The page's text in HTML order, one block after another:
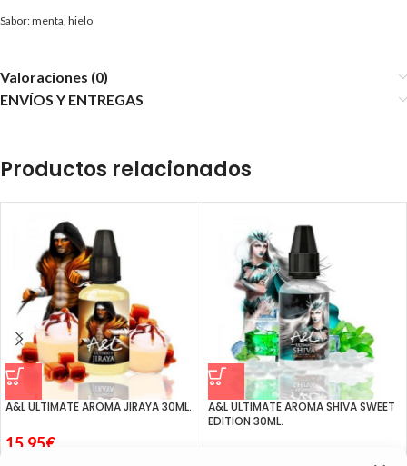
Sabor: menta, hielo
Valoraciones (0)
ENVÍOS Y ENTREGAS
Productos relacionados
A&L ULTIMATE AROMA JIRAYA 30ML.
15.95€
A&L ULTIMATE AROMA SHIVA SWEET
EDITION 30ML.